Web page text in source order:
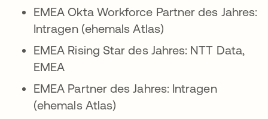
EMEA Okta Workforce Partner des Jahres:
Intragen (ehemals Atlas)
EMEA Rising Star des Jahres: NTT Data,
EMEA
EMEA Partner des Jahres: Intragen
(ehemals Atlas)